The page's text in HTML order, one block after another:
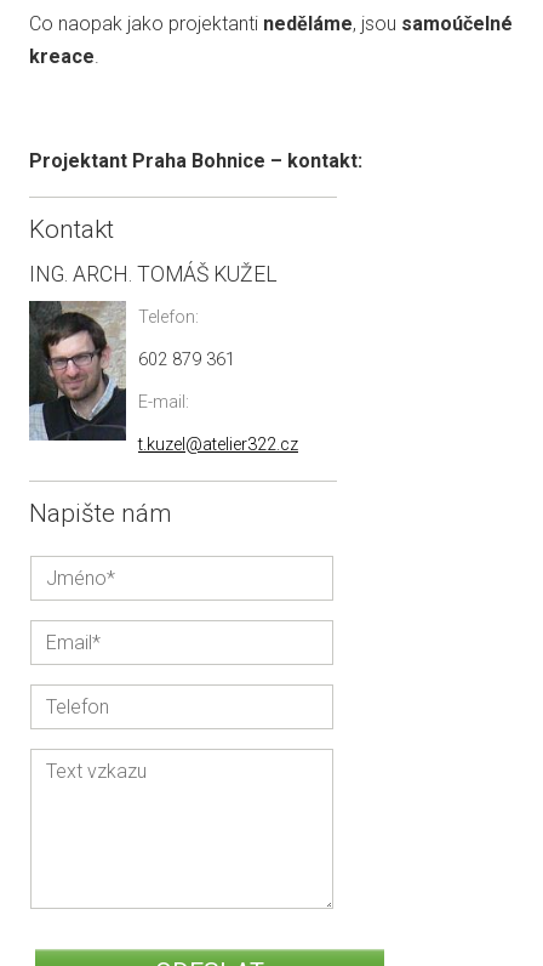
Co naopak jako projektanti neděláme, jsou samoúčelné
kreace.
Projektant Praha Bohnice – kontakt:
Kontakt
ING. ARCH. TOMÁŠ KUŽEL
Telefon:
602 879 361
E-mail:
t.kuzel@atelier322.cz
Napište nám